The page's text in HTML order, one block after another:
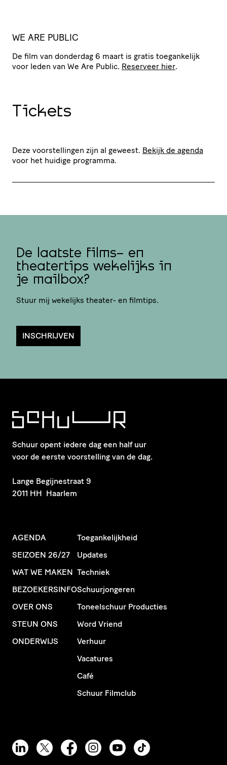
WE ARE PUBLIC
De film van donderdag 6 maart is gratis toegan­ke­lijk
voor leden van We Are Public. Reserveer hier.
Tickets
Deze voorstellingen zijn al geweest. Bekijk de agenda
voor het huidige programma.
De laatste films- en
theatertips wekelijks in
je mailbox?
Stuur mij wekelijks theater- en filmtips.
INSCHRIJVEN
Schuur opent iedere dag een half uur
voor de eerste voorstelling van de dag.
​Lange Begijnestraat 9
2011 HH Haarlem
AGENDA
SEIZOEN 26/27
WAT WE MAKEN
BEZOEKERSINFO
OVER ONS
STEUN ONS
ONDERWIJS
Toegankelijkheid
Updates
Techniek
Schuurjongeren
Toneelschuur Producties
Word Vriend
Verhuur
Vacatures
Café
Schuur Filmclub